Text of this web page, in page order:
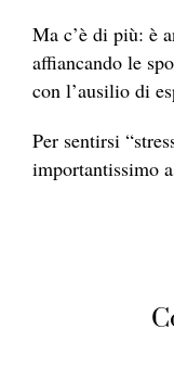
Ma c’è di più: è
affiancando le
con l’ausilio di
Per sentirsi
importantissimo